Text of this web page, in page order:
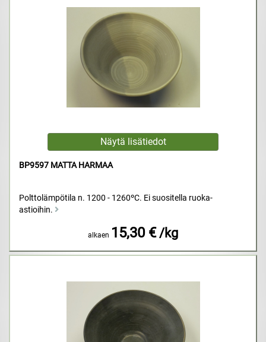
BP9597 MATTA HARMAA
Polttolämpötila n. 1200 - 1260ºC. Ei suositella ruoka-
astioihin.
alkaen 15,30 € /kg